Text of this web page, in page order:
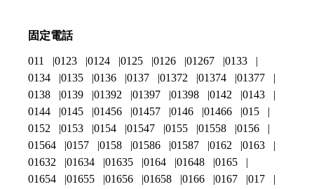
固定電話
011 0123 0124 0125 0126 01267
0133
0134
0135 0136 0137 01372 01374
01377
0138
0139 01392 01397 01398 0142
0143
0144
0145 01456 01457 0146 01466
015
0152
0153 0154 01547 0155 01558
0156
01564
0157 0158 01586 01587 0162
0163
01632
01634 01635 0164 01648
0165
01654
01655 01656 01658 0166 0167
017